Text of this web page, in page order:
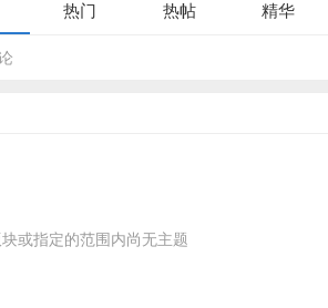
热门 热帖 精华
或指定的范围内尚无主题